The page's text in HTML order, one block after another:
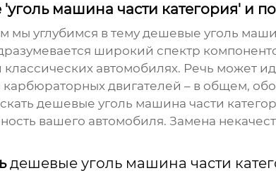
'уголь машина части категория' и
мы углубимся в тему дешевые уголь
широкий спектр
классических автомобилях. Речь может
карбюраторных двигателей – в общем,
дешевые уголь машина части
вашего автомобиля. Замена
дешевые уголь машина части